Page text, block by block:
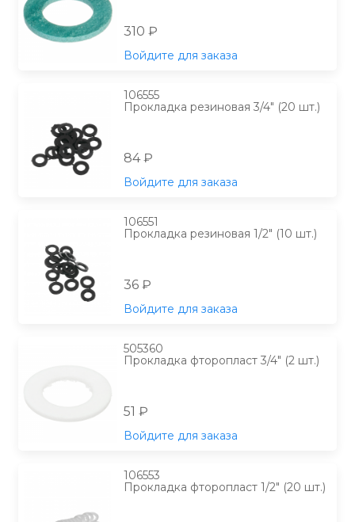
310 ₽
Войдите для заказа
106555
Прокладка резиновая 3/4" (20 шт.)
84 ₽
Войдите для заказа
106551
Прокладка резиновая 1/2" (10 шт.)
36 ₽
Войдите для заказа
505360
Прокладка фторопласт 3/4" (2 шт.)
51 ₽
Войдите для заказа
106553
Прокладка фторопласт 1/2" (20 шт.)